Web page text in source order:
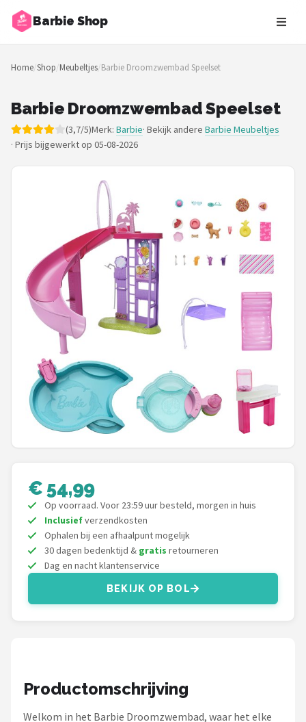
Barbie Shop
Zoeken
NAVIGATIE
Merken
Blog
Meubeltjes
Shop
POPULAIRE MERKEN
Barbie
Paola Reina
Mattel
Götz
Rainbow High
Disney
Corolle
Monster High
Alle merken →
Home/Shop/Meubeltjes/Barbie Droomzwembad Speelset
Barbie Droomzwembad Speelset
(3,7/5)Merk: Barbie· Bekijk andere Barbie Meubeltjes
· Prijs bijgewerkt op 05-08-2026
€ 54,99
Op voorraad. Voor 23:59 uur besteld, morgen in huis
Inclusiefverzendkosten
Ophalen bij een afhaalpunt mogelijk
30 dagen bedenktijd & gratis retourneren
Dag en nacht klantenservice
BEKIJK OP BOL
Productomschrijving
Welkom in het Barbie Droomzwembad, waar het elke